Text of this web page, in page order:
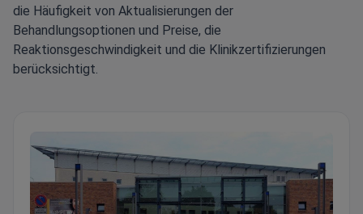
die Häufigkeit von Aktualisierungen der
Behandlungsoptionen und Preise, die
Reaktionsgeschwindigkeit und die Klinikzertifizierungen
berücksichtigt.